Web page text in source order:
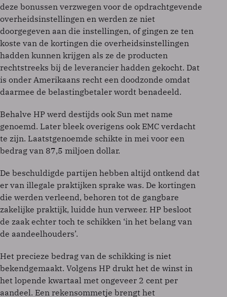
deze bonussen verzwegen voor de opdrachtgevende
overheidsinstellingen en werden ze niet
doorgegeven aan die instellingen, of gingen ze ten
koste van de kortingen die overheidsinstellingen
hadden kunnen krijgen als ze de producten
rechtstreeks bij de leverancier hadden gekocht. Dat
is onder Amerikaans recht een doodzonde omdat
daarmee de belastingbetaler wordt benadeeld.
Behalve HP werd destijds ook Sun met name
genoemd. Later bleek overigens ook EMC verdacht
te zijn. Laatstgenoemde schikte in mei voor een
bedrag van 87,5 miljoen dollar.
De beschuldigde partijen hebben altijd ontkend dat
er van illegale praktijken sprake was. De kortingen
die werden verleend, behoren tot de gangbare
zakelijke praktijk, luidde hun verweer. HP besloot
de zaak echter toch te schikken ‘in het belang van
de aandeelhouders’.
Het precieze bedrag van de schikking is niet
bekendgemaakt. Volgens HP drukt het de winst in
het lopende kwartaal met ongeveer 2 cent per
aandeel. Een rekensommetje brengt het